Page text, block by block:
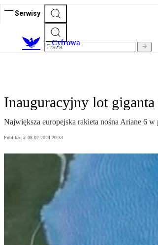
Serwisy
Cyfrowa
Inauguracyjny lot
Największa europejska rakieta nośna Ariane 6
Publikacja: 08.07.2024 20:33